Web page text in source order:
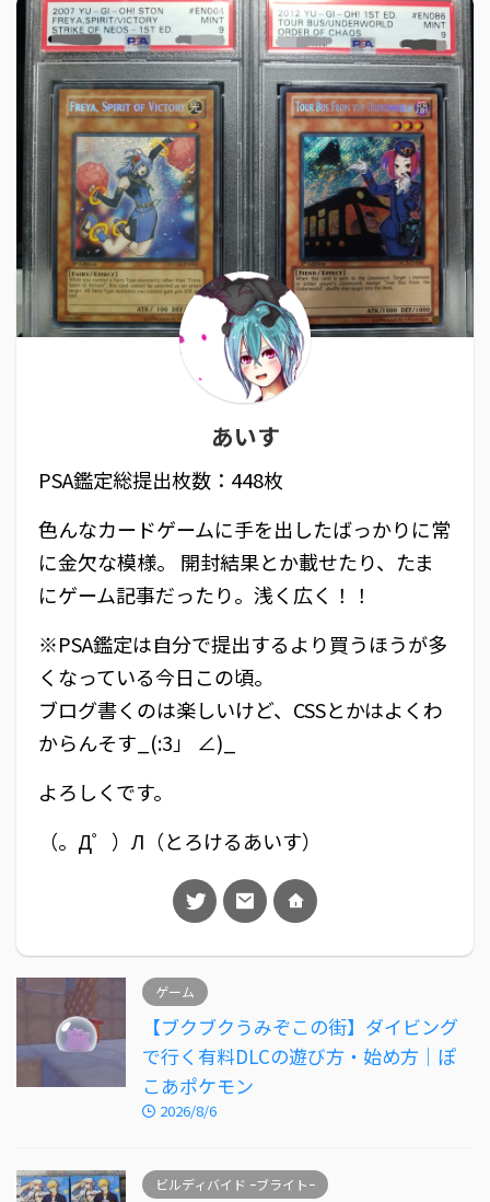
あいす
PSA鑑定総提出枚数：448枚
色んなカードゲームに手を出したばっかりに常
に金欠な模様。 開封結果とか載せたり、たま
にゲーム記事だったり。浅く広く！！
※PSA鑑定は自分で提出するより買うほうが多
くなっている今日この頃。
ブログ書くのは楽しいけど、CSSとかはよくわ
からんそす_(:3」 ∠)_
よろしくです。
（。Д゜）Л（とろけるあいす）
ゲーム
【ブクブクうみぞこの街】ダイビング
で行く有料DLCの遊び方・始め方｜ぽ
こあポケモン
2026/8/6
ビルディバイド ｰブライトｰ